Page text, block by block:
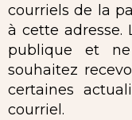
courriels de la
à cette adresse.
publique et
souhaitez
certaines
courriel.